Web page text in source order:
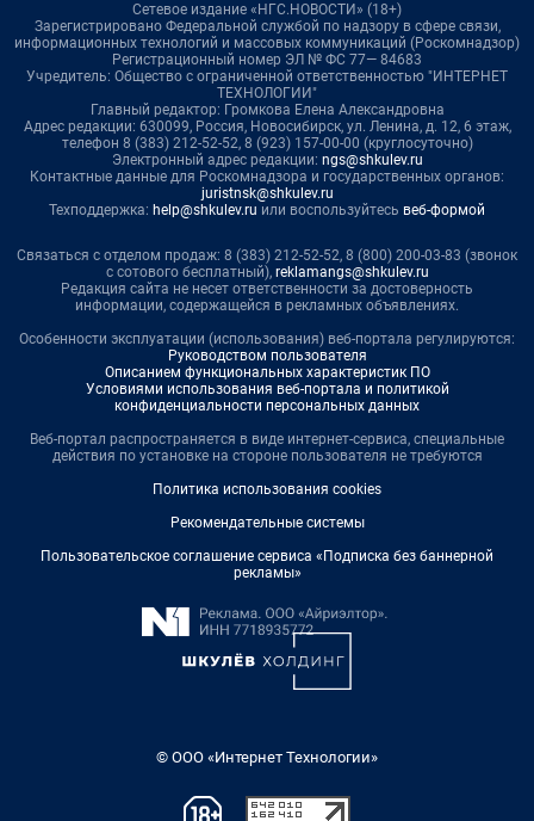
Сетевое издание «НГС.НОВОСТИ» (18+)
Зарегистрировано Федеральной службой по надзору в сфере связи,
информационных технологий и массовых коммуникаций (Роскомнадзор)
Регистрационный номер ЭЛ № ФС 77— 84683
Учредитель: Общество с ограниченной ответственностью "ИНТЕРНЕТ
ТЕХНОЛОГИИ"
Главный редактор: Громкова Елена Александровна
Адрес редакции: 630099, Россия, Новосибирск, ул. Ленина, д. 12, 6 этаж,
телефон 8 (383) 212-52-52, 8 (923) 157-00-00 (круглосуточно)
Электронный адрес редакции: ngs@shkulev.ru
Контактные данные для Роскомнадзора и государственных органов:
juristnsk@shkulev.ru
Техподдержка: help@shkulev.ru или воспользуйтесь веб-формой
Связаться с отделом продаж: 8 (383) 212-52-52, 8 (800) 200-03-83 (звонок
с сотового бесплатный), reklamangs@shkulev.ru
Редакция сайта не несет ответственности за достоверность
информации, содержащейся в рекламных объявлениях.
Особенности эксплуатации (использования) веб-портала регулируются:
Руководством пользователя
Описанием функциональных характеристик ПО
Условиями использования веб-портала и политикой
конфиденциальности персональных данных
Веб-портал распространяется в виде интернет-сервиса, специальные
действия по установке на стороне пользователя не требуются
Политика использования cookies
Рекомендательные системы
Пользовательское соглашение сервиса «Подписка без баннерной
рекламы»
© ООО «Интернет Технологии»